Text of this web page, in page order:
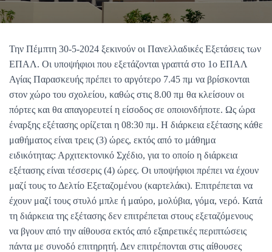
Η
Η
Την Πέμπτη 30-5-2024 ξεκινούν οι Πανελλαδικές Εξετάσεις των
ΕΠΑΛ. Οι υποψήφιοι που εξετάζονται γραπτά στο 1ο ΕΠΑΛ
Αγίας Παρασκευής πρέπει το αργότερο 7.45 πμ να βρίσκονται
στον χώρο του σχολείου, καθώς στις 8.00 πμ θα κλείσουν οι
πόρτες και θα απαγορευτεί η είσοδος σε οποιονδήποτε. Ως ώρα
έναρξης εξέτασης ορίζεται η 08:30 πμ. Η διάρκεια εξέτασης κάθε
μαθήματος είναι τρεις (3) ώρες, εκτός από το μάθημα
ειδικότητας: Αρχιτεκτονικό Σχέδιο, για το οποίο η διάρκεια
εξέτασης είναι τέσσερις (4) ώρες. Οι υποψήφιοι πρέπει να έχουν
μαζί τους το Δελτίο Εξεταζομένου (καρτελάκι). Επιτρέπεται να
έχουν μαζί τους στυλό μπλε ή μαύρο, μολύβια, γόμα, νερό. Κατά
τη διάρκεια της εξέτασης δεν επιτρέπεται στους εξεταζόμενους
να βγουν από την αίθουσα εκτός από εξαιρετικές περιπτώσεις
πάντα με συνοδό επιτηρητή. Δεν επιτρέπονται στις αίθουσες